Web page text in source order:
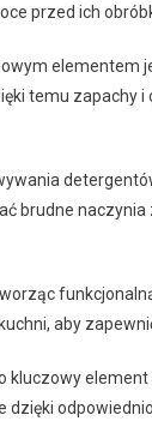
przed ich
elementem
temu zapachy
brudne
aby
dzięki